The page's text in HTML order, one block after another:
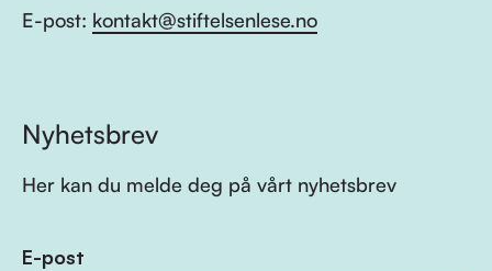
E-post: kontakt@stiftelsenlese.no
Nyhetsbrev
Her kan du melde deg på vårt nyhetsbrev
E-post